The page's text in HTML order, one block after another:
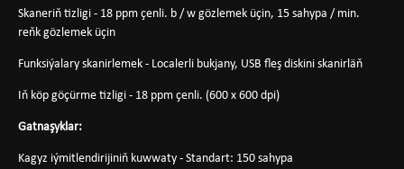
Skaneriň tizligi - 18 ppm çenli. b / w gözlemek üçin, 15 sahypa / min.
reňk gözlemek üçin
Funksiýalary skanirlemek - Localerli bukjany, USB fleş diskini skanirläň
Iň köp göçürme tizligi - 18 ppm çenli. (600 x 600 dpi)
Gatnaşyklar:
Kagyz iýmitlendirijiniň kuwwaty - Standart: 150 sahypa